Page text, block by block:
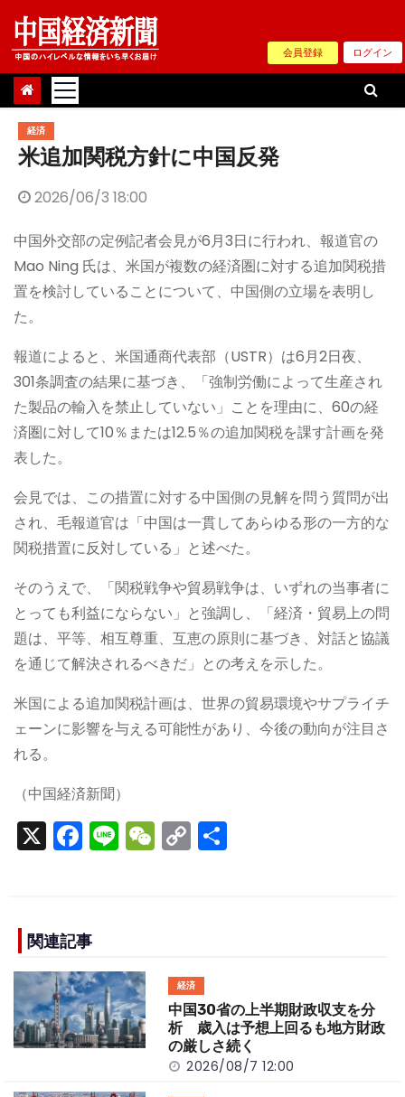
Skip
content
会員登録 ログイン
経済
米追加関税方針に中国反発
2026/06/3 18:00
中国外交部の定例記者会見が6月3日に行われ、報道官の
Mao Ning 氏は、米国が複数の経済圏に対する追加関税措
置を検討していることについて、中国側の立場を表明し
た。
報道によると、米国通商代表部（USTR）は6月2日夜、
301条調査の結果に基づき、「強制労働によって生産され
た製品の輸入を禁止していない」ことを理由に、60の経
済圏に対して10％または12.5％の追加関税を課す計画を発
表した。
会見では、この措置に対する中国側の見解を問う質問が出
され、毛報道官は「中国は一貫してあらゆる形の一方的な
関税措置に反対している」と述べた。
そのうえで、「関税戦争や貿易戦争は、いずれの当事者に
とっても利益にならない」と強調し、「経済・貿易上の問
題は、平等、相互尊重、互恵の原則に基づき、対話と協議
を通じて解決されるべきだ」との考えを示した。
米国による追加関税計画は、世界の貿易環境やサプライチ
ェーンに影響を与える可能性があり、今後の動向が注目さ
れる。
（中国経済新聞）
X F
a
e
b
o
o
k
Li
n
W
e
C
o
n
k
関連記事
経済
中国30省の上半期財政収支を分
析 歳入は予想上回るも地方財政
の厳しさ続く
2026/08/7 12:00